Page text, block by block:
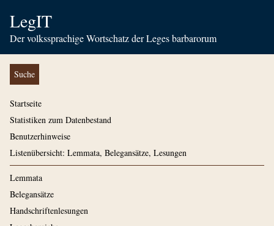
LegIT
Der volkssprachige Wortschatz der Leges barbarorum
Suche
Startseite
Statistiken zum Datenbestand
Benutzerhinweise
Listenübersicht: Lemmata, Belegansätze, Lesungen
Lemmata
Belegansätze
Handschriftenlesungen